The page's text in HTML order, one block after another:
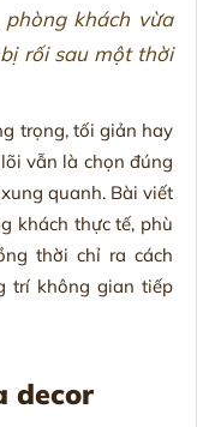
khách vừa
rối sau một thời
trọng, tối giản hay
vẫn là chọn đúng
quanh. Bài viết
khách thực tế, phù
thời chỉ ra cách
trí không gian tiếp
decor